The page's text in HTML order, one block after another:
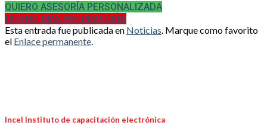
QUIERO ASESORÍA PERSONALIZADA
QUIERO MÁS INFORMACIÓN
Esta entrada fue publicada en Noticias. Marque como favorito
el Enlace permanente.
Incel Instituto de capacitación electrónica